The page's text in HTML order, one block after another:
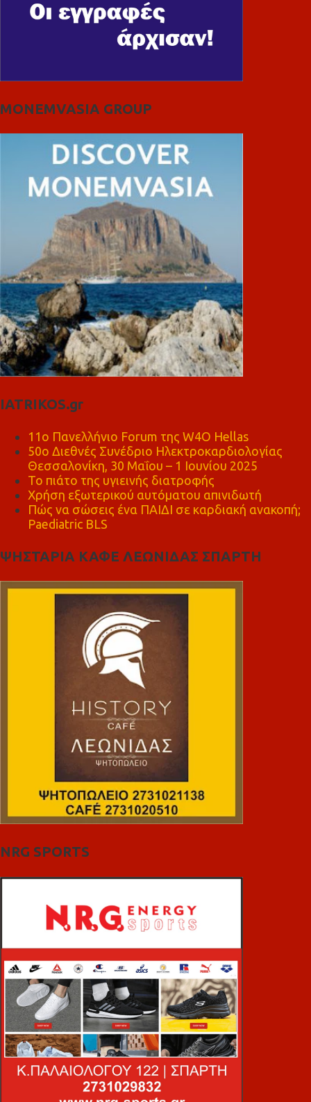
MONEMVASIA GROUP
IATRIKOS.gr
11ο Πανελλήνιο Forum της W4O Hellas
50ο Διεθνές Συνέδριο Ηλεκτροκαρδιολογίας
Θεσσαλονίκη, 30 Μαΐου – 1 Ιουνίου 2025
Το πιάτο της υγιεινής διατροφής
Χρήση εξωτερικού αυτόματου απινιδωτή
Πώς να σώσεις ένα ΠΑΙΔΙ σε καρδιακή ανακοπή;
Paediatric BLS
ΨΗΣΤΑΡΙΑ ΚΑΦΕ ΛΕΩΝΙΔΑΣ ΣΠΑΡΤΗ
NRG SPORTS